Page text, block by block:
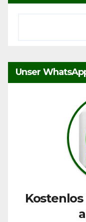
Unser